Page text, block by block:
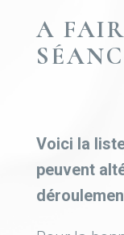
A
Voici la
peuvent